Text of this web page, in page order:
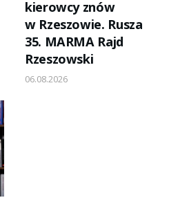
kierowcy znów
w Rzeszowie. Rusza
35. MARMA Rajd
Rzeszowski
06.08.2026